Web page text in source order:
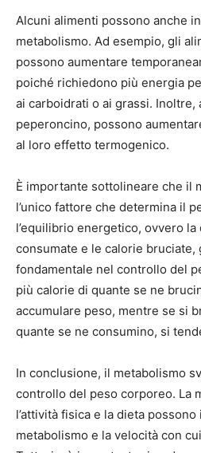
Alcuni alimenti possono anche
metabolismo. Ad esempio, gli
possono aumentare
poiché richiedono più energia
ai carboidrati o ai grassi. Inoltre,
peperoncino, possono
al loro effetto termogenico.
È importante sottolineare che il
l’unico fattore che determina il
l’equilibrio energetico, ovvero
consumate e le calorie bruciate,
fondamentale nel controllo del
più calorie di quante se ne
accumulare peso, mentre se si
quante se ne consumino, si
In conclusione, il metabolismo
controllo del peso corporeo. La
l’attività fisica e la dieta
metabolismo e la velocità con